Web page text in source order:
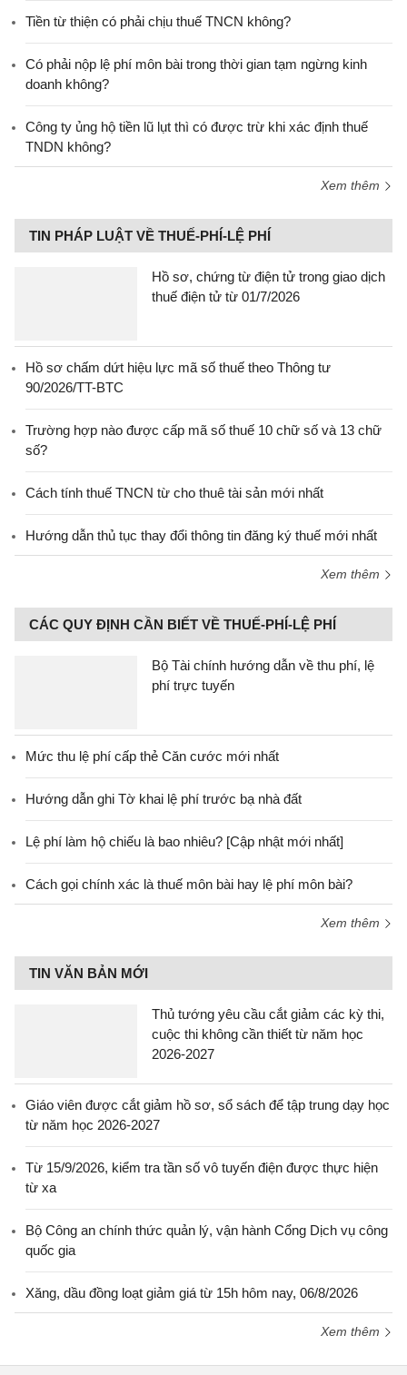
Tiền từ thiện có phải chịu thuế TNCN không?
Có phải nộp lệ phí môn bài trong thời gian tạm ngừng kinh
doanh không?
Công ty ủng hộ tiền lũ lụt thì có được trừ khi xác định thuế
TNDN không?
Xem thêm
TIN PHÁP LUẬT VỀ THUẾ-PHÍ-LỆ PHÍ
Hồ sơ, chứng từ điện tử trong giao dịch
thuế điện tử từ 01/7/2026
Hồ sơ chấm dứt hiệu lực mã số thuế theo Thông tư
90/2026/TT-BTC
Trường hợp nào được cấp mã số thuế 10 chữ số và 13 chữ
số?
Cách tính thuế TNCN từ cho thuê tài sản mới nhất
Hướng dẫn thủ tục thay đổi thông tin đăng ký thuế mới nhất
Xem thêm
CÁC QUY ĐỊNH CẦN BIẾT VỀ THUẾ-PHÍ-LỆ PHÍ
Bộ Tài chính hướng dẫn về thu phí, lệ
phí trực tuyến
Mức thu lệ phí cấp thẻ Căn cước mới nhất
Hướng dẫn ghi Tờ khai lệ phí trước bạ nhà đất
Lệ phí làm hộ chiếu là bao nhiêu? [Cập nhật mới nhất]
Cách gọi chính xác là thuế môn bài hay lệ phí môn bài?
Xem thêm
TIN VĂN BẢN MỚI
Thủ tướng yêu cầu cắt giảm các kỳ thi,
cuộc thi không cần thiết từ năm học
2026-2027
Giáo viên được cắt giảm hồ sơ, sổ sách để tập trung dạy học
từ năm học 2026-2027
Từ 15/9/2026, kiểm tra tần số vô tuyến điện được thực hiện
từ xa
Bộ Công an chính thức quản lý, vận hành Cổng Dịch vụ công
quốc gia
Xăng, dầu đồng loạt giảm giá từ 15h hôm nay, 06/8/2026
Xem thêm